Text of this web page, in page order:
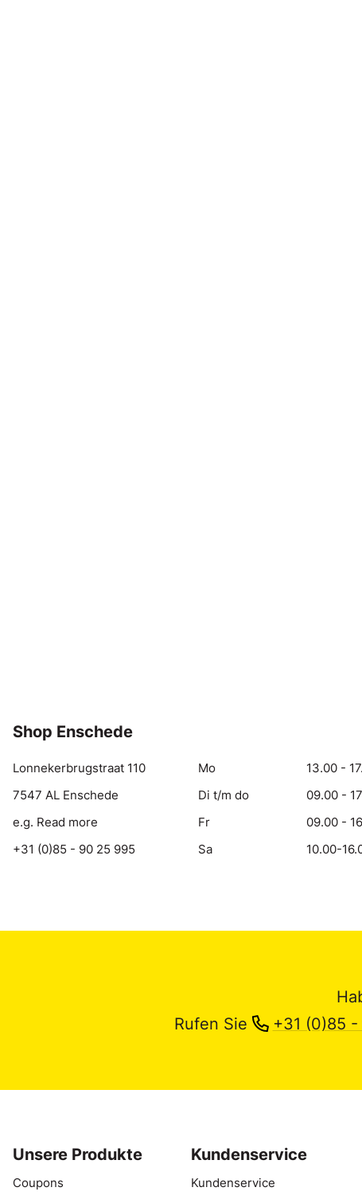
Shop Enschede
Lonnekerbrugstraat 110
7547 AL Enschede
e.g. Read more
+31 (0)85 - 90 25 995
Mo
13.00 -
Di t/m do
09.00 -
Fr
09.00 -
Sa
10.00-
Rufen Sie
+31 (0)85
Unsere Produkte
Coupons
Kundenservice
Kundenservice